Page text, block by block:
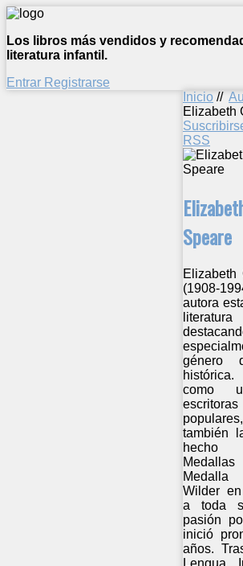
Los libros más vendidos y
literatura infantil.
Entrar Registrarse
Inicio //
Elizabeth
RSS
Speare
Elizabeth
(1908-
autora
género
como
también
hecho
Medalla
Wilder
a toda
pasión
inició
años.
Lengua